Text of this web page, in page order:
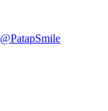
@PatapSmile